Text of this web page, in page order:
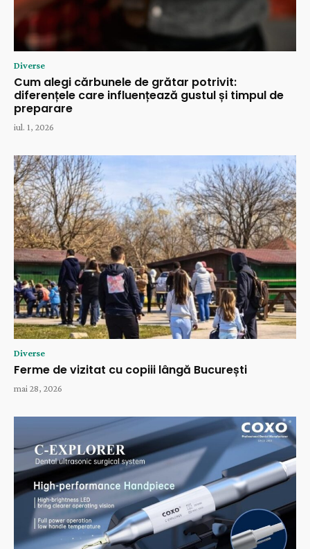
Diverse
Cum alegi cărbunele de grătar potrivit:
diferențele care influențează gustul și timpul de
preparare
iul. 1, 2026
Diverse
Ferme de vizitat cu copiii lângă București
mai 28, 2026